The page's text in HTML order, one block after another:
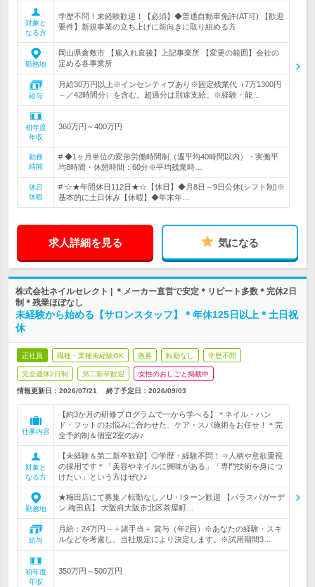
対象と
なる方
学歴不問！未経験歓迎！【必須】◆普通自動車免許(AT可) 【歓迎
要件】新規事業の立ち上げに前向きに取り組める方
勤務地
岡山県倉敷市 【雇入れ直後】上記事業所 【変更の範囲】会社の
定める各事業所
給与
月給30万円以上※インセンティブあり※固定残業代（7万1300円
～／42時間分）を含む。超過分は別途支給。※経験・能…
初年度
年収
360万円～400万円
勤務
時間
# ◆1ヶ月単位の変形労働時間制（週平均40時間以内）・実働平
均8時間・休憩時間：60分※平均残業時…
休日
休暇
# ☆★年間休日112日★☆【休日】◆月8日～9日公休(シフト制)※
基本的に土日休み【休暇】◆年末年…
求人詳細を見る 気になる
株式会社ネイルセレクト | ＊メーカー直営で安定＊リピート多数＊完休2日
制＊残業ほぼなし
未経験から始める【サロンスタッフ】＊年休125日以上＊土日祝
休
正社員 職種・業種未経験OK 急募 転勤なし 学歴不問
完全週休2日制 第二新卒歓迎 女性のおしごと掲載中
情報更新日：2026/07/21 終了予定日： 2026/09/03
仕事内容
【約3か月の研修プログラムで一から学べる】＊ネイル・ハン
ド・フットのお悩みに合わせた、ケア・スパ施術をお任せ！＊完
全予約制＆個室2室のみ♪
対象と
なる方
【未経験＆第二新卒歓迎】◎学歴・経験不問！⇒人柄や意欲重視
の採用です＊「美容やネイルに興味がある」「専門技術を身につ
けたい」という方はぜひ♪
勤務地
★梅田店にて募集／転勤なし／U・Iターン歓迎 【パラスパガーデ
ン 梅田店】 大阪府大阪市北区茶屋町…
給与
月給：24万円～＋諸手当＋ 賞与（年2回）※あなたの経験・スキ
ルなどを考慮し、当社規定により決定します。※試用期間3…
初年度
年収
350万円～500万円